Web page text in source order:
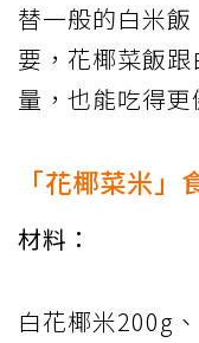
替一般的白米
要，花椰菜飯
量，也能吃得更
「花椰菜米
材料：
白花椰米200g